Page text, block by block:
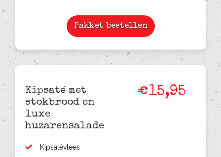
Pakket bestellen
Kipsaté met
stokbrood en
luxe
huzarensalade
€15,95
Kipsatévlees